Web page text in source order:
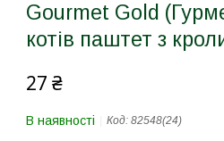
Gourmet Gold
котів паштет з
27 ₴
В наявності Код: 82548(24)